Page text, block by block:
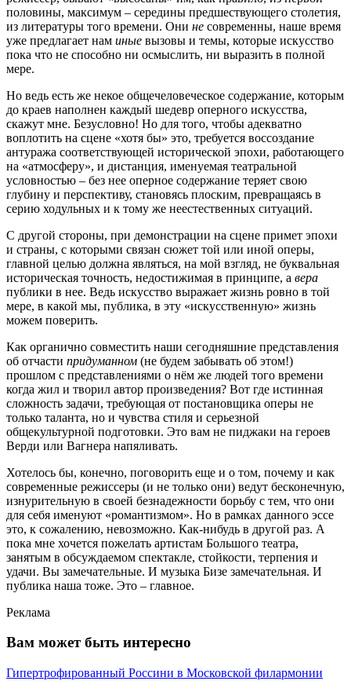
половины, максимум – середины предшествующего столетия,
из литературы того времени. Они не современны, наше время
уже предлагает нам иные вызовы и темы, которые искусство
пока что не способно ни осмыслить, ни выразить в полной
мере.
Но ведь есть же некое общечеловеческое содержание, которым
до краев наполнен каждый шедевр оперного искусства,
скажут мне. Безусловно! Но для того, чтобы адекватно
воплотить на сцене «хотя бы» это, требуется воссоздание
антуража соответствующей исторической эпохи, работающего
на «атмосферу», и дистанция, именуемая театральной
условностью – без нее оперное содержание теряет свою
глубину и перспективу, становясь плоским, превращаясь в
серию ходульных и к тому же неестественных ситуаций.
С другой стороны, при демонстрации на сцене примет эпохи
и страны, с которыми связан сюжет той или иной оперы,
главной целью должна являться, на мой взгляд, не буквальная
историческая точность, недостижимая в принципе, а вера
публики в нее. Ведь искусство выражает жизнь ровно в той
мере, в какой мы, публика, в эту «искусственную» жизнь
можем поверить.
Как органично совместить наши сегодняшние представления
об отчасти придуманном (не будем забывать об этом!)
прошлом с представлениями о нём же людей того времени
когда жил и творил автор произведения? Вот где истинная
сложность задачи, требующая от постановщика оперы не
только таланта, но и чувства стиля и серьезной
общекультурной подготовки. Это вам не пиджаки на героев
Верди или Вагнера напяливать.
Хотелось бы, конечно, поговорить еще и о том, почему и как
современные режиссеры (и не только они) ведут бесконечную,
изнурительную в своей безнадежности борьбу с тем, что они
для себя именуют «романтизмом». Но в рамках данного эссе
это, к сожалению, невозможно. Как-нибудь в другой раз. А
пока мне хочется пожелать артистам Большого театра,
занятым в обсуждаемом спектакле, стойкости, терпения и
удачи. Вы замечательные. И музыка Бизе замечательная. И
публика наша тоже. Это – главное.
Реклама
Вам может быть интересно
Гипертрофированный Россини в Московской филармонии